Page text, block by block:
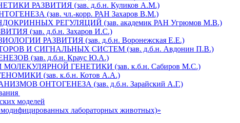
РАЗВИТИЯ (зав. д.б.н. Куликов А.М.)
(зав. чл.-корр. РАН Захаров В.М.)
РЕГУЛЯЦИЙ (зав. академик РАН Угрюмов М.В.)
(зав. д.б.н. Захаров И.С.)
РАЗВИТИЯ (зав. д.б.н. Воронежская Е.Е.)
И СИГНАЛЬНЫХ СИСТЕМ (зав. д.б.н. Авдонин П.В.)
(зав. д.б.н. Краус Ю.А.)
ГЕНЕТИКИ (зав. к.б.н. Сабиров М.С.)
(зав. к.б.н. Котов А.А.)
ОНТОГЕНЕЗА (зав. д.б.н. Зарайский А.Г.)
моделей
модифицированных лабораторных животных)»